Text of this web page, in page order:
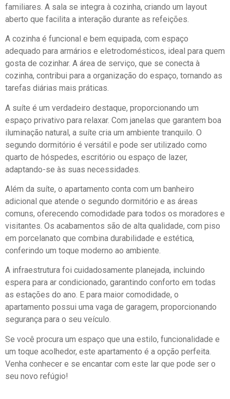
familiares. A sala se integra à cozinha, criando um layout
aberto que facilita a interação durante as refeições.
A cozinha é funcional e bem equipada, com espaço
adequado para armários e eletrodomésticos, ideal para quem
gosta de cozinhar. A área de serviço, que se conecta à
cozinha, contribui para a organização do espaço, tornando as
tarefas diárias mais práticas.
A suíte é um verdadeiro destaque, proporcionando um
espaço privativo para relaxar. Com janelas que garantem boa
iluminação natural, a suíte cria um ambiente tranquilo. O
segundo dormitório é versátil e pode ser utilizado como
quarto de hóspedes, escritório ou espaço de lazer,
adaptando-se às suas necessidades.
Além da suíte, o apartamento conta com um banheiro
adicional que atende o segundo dormitório e as áreas
comuns, oferecendo comodidade para todos os moradores e
visitantes. Os acabamentos são de alta qualidade, com piso
em porcelanato que combina durabilidade e estética,
conferindo um toque moderno ao ambiente.
A infraestrutura foi cuidadosamente planejada, incluindo
espera para ar condicionado, garantindo conforto em todas
as estações do ano. E para maior comodidade, o
apartamento possui uma vaga de garagem, proporcionando
segurança para o seu veículo.
Se você procura um espaço que una estilo, funcionalidade e
um toque acolhedor, este apartamento é a opção perfeita.
Venha conhecer e se encantar com este lar que pode ser o
seu novo refúgio!